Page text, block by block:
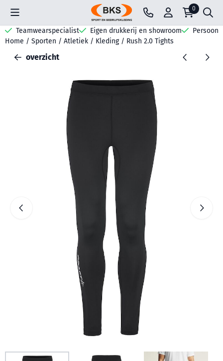
Cookievoorkeuren zijn beschikbaar. Kies instellingen of sta
0
Teamwearspecialist Eigen drukkerij en showroom
Home / Sporten / Atletiek / Kleding / Rush 2.0 Tights
overzicht